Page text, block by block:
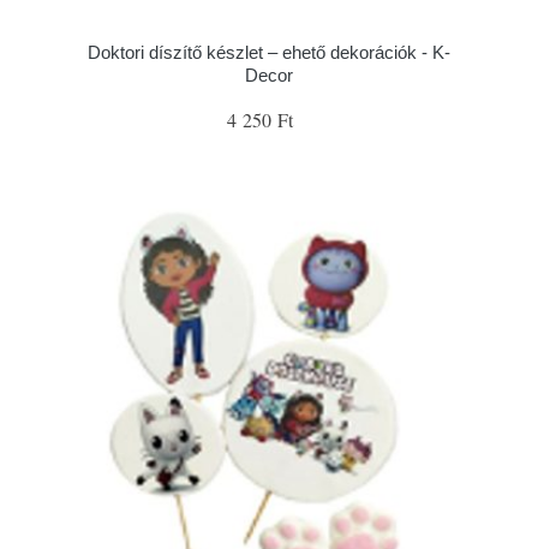
Doktori díszítő készlet – ehető dekorációk - K-
Decor
4 250 Ft